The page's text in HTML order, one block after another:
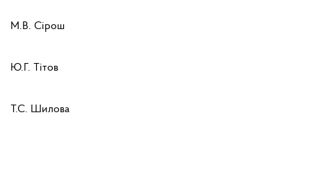
М.В. Сірош
Ю.Г. Тітов
Т.С. Шилова